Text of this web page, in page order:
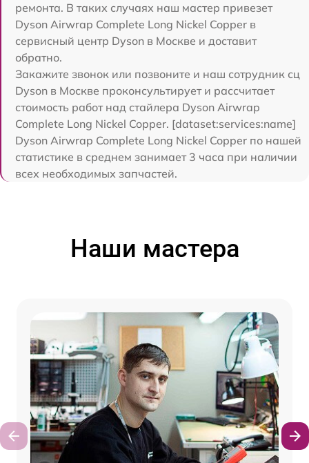
ремонта. В таких случаях наш мастер привезет
Dyson Airwrap Complete Long Nickel Copper в
сервисный центр Dyson в Москве и доставит
обратно.
Закажите звонок или позвоните и наш сотрудник сц
Dyson в Москве проконсультирует и рассчитает
стоимость работ над стайлера Dyson Airwrap
Complete Long Nickel Copper. [dataset:services:name]
Dyson Airwrap Complete Long Nickel Copper по нашей
статистике в среднем занимает 3 часа при наличии
всех необходимых запчастей.
Наши мастера